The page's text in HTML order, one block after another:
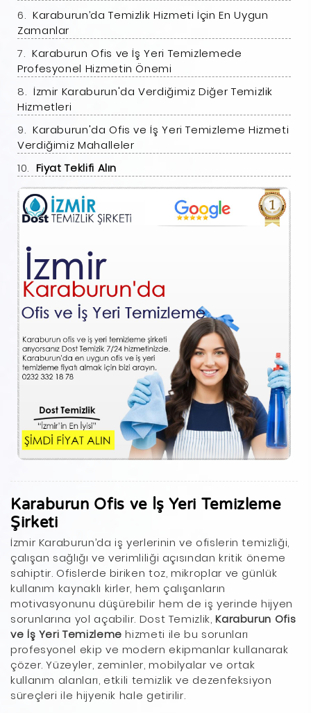
Karaburun’da Temizlik Hizmeti İçin En Uygun
Zamanlar
Karaburun Ofis ve İş Yeri Temizlemede
Profesyonel Hizmetin Önemi
İzmir Karaburun'da Verdiğimiz Diğer Temizlik
Hizmetleri
Karaburun'da Ofis ve İş Yeri Temizleme Hizmeti
Verdiğimiz Mahalleler
Fiyat Teklifi Alın
Karaburun Ofis ve İş Yeri Temizleme
Şirketi
İzmir Karaburun’da iş yerlerinin ve ofislerin temizliği,
çalışan sağlığı ve verimliliği açısından kritik öneme
sahiptir. Ofislerde biriken toz, mikroplar ve günlük
kullanım kaynaklı kirler, hem çalışanların
motivasyonunu düşürebilir hem de iş yerinde hijyen
sorunlarına yol açabilir. Dost Temizlik,Karaburun Ofis
ve İş Yeri Temizleme hizmeti ile bu sorunları
profesyonel ekip ve modern ekipmanlar kullanarak
çözer. Yüzeyler, zeminler, mobilyalar ve ortak
kullanım alanları, etkili temizlik ve dezenfeksiyon
süreçleri ile hijyenik hale getirilir.